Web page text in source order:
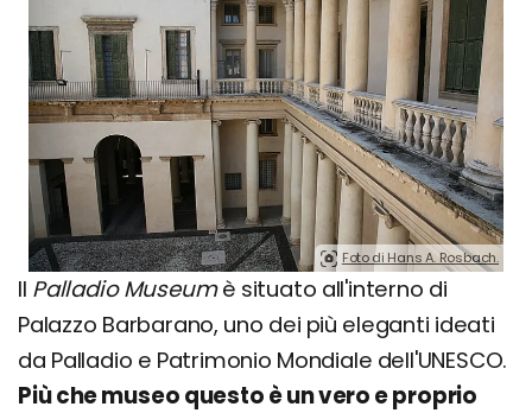
Foto di Hans A. Rosbach.
Il Palladio Museumè situato all'interno di
Palazzo Barbarano, uno dei più eleganti ideati
da Palladio e Patrimonio Mondiale dell'UNESCO.
Più che museo questo è un vero e proprio